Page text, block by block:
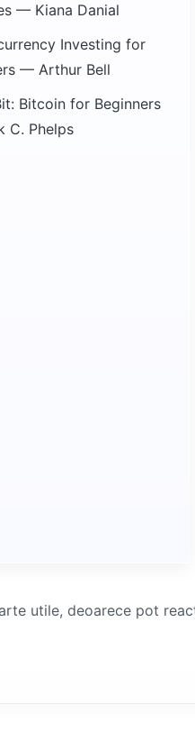
— Kiana Danial
Investing for
— Arthur Bell
Bitcoin for Beginners
C. Phelps
utile, deoarece pot